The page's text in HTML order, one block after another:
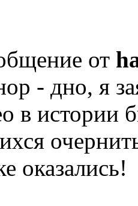
от
- дно, я
в истории
оказались!